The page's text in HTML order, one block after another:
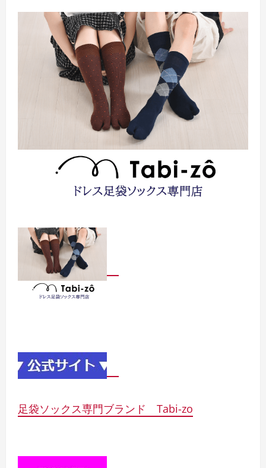
足袋ソックス専門ブランド Tabi-zo